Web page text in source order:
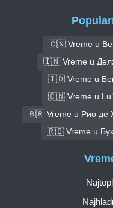
🇨🇳 Vreme u
🇮🇳 Vreme u
🇮🇩 Vreme u
🇨🇳 Vreme u
🇧🇷 Vreme u Рио де
🇷🇴 Vreme u